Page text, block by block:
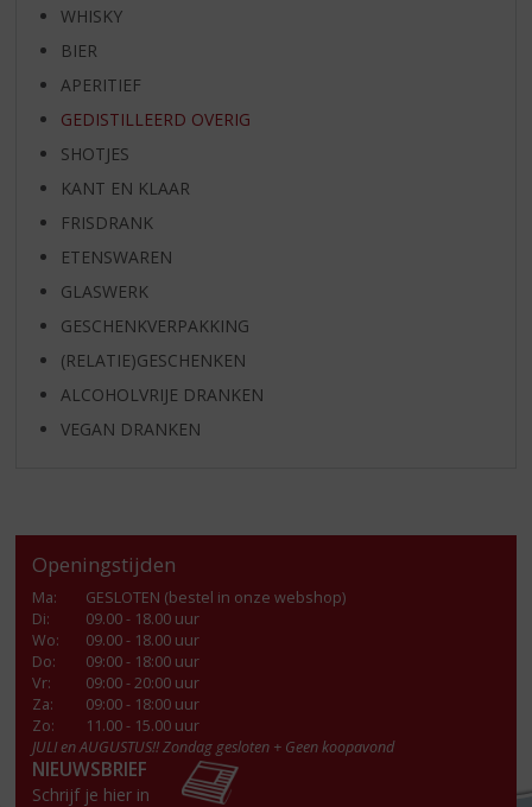
WHISKY
BIER
APERITIEF
GEDISTILLEERD OVERIG
SHOTJES
KANT EN KLAAR
FRISDRANK
ETENSWAREN
GLASWERK
GESCHENKVERPAKKING
(RELATIE)GESCHENKEN
ALCOHOLVRIJE DRANKEN
VEGAN DRANKEN
Openingstijden
Ma:
GESLOTEN (bestel in onze webshop)
Di:
09.00 - 18.00 uur
Wo:
09.00 - 18.00 uur
Do:
09:00 - 18:00 uur
Vr:
09:00 - 20:00 uur
Za:
09:00 - 18:00 uur
Zo:
11.00 - 15.00 uur
JULI en AUGUSTUS!! Zondag gesloten + Geen koopavond
NIEUWSBRIEF
Schrijf je hier in